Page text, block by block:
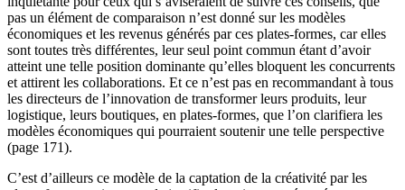
pas un élément de comparaison n’est donné sur les modèles
économiques et les revenus générés par ces plates-formes, car elles
sont toutes très différentes, leur seul point commun étant d’avoir
atteint une telle position dominante qu’elles bloquent les concurrents
et attirent les collaborations. Et ce n’est pas en recommandant à tous
les directeurs de l’innovation de transformer leurs produits, leur
logistique, leurs boutiques, en plates-formes, que l’on clarifiera les
modèles économiques qui pourraient soutenir une telle perspective
(page 171).
C’est d’ailleurs ce modèle de la captation de la créativité par les